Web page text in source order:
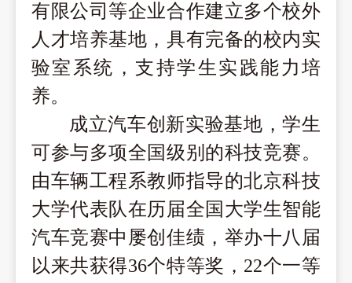
有限公司等企业合作建立多个校外
人才培养基地，具有完备的校内实
验室系统，支持学生实践能力培
养。
成立汽车创新实验基地，学生
可参与多项全国级别的科技竞赛。
由车辆工程系教师指导的北京科技
大学代表队在历届全国大学生智能
汽车竞赛中屡创佳绩，举办十八届
以来共获得36个特等奖，22个一等